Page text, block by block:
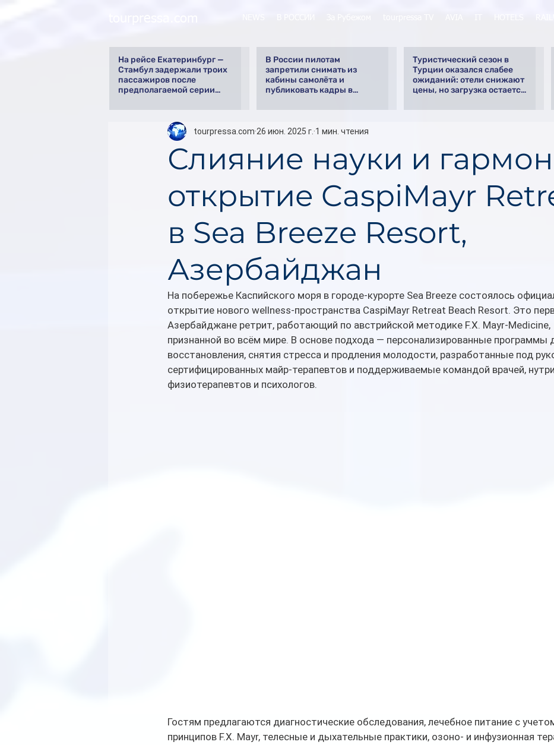
На рейсе Екатеринбург —
Стамбул задержали троих
пассажиров после
предполагаемой серии
В России пилотам
запретили снимать из
кабины самолёта и
публиковать кадры в
Туристический сезон в
Турции оказался слабее
ожиданий: отели снижают
цены, но загрузка остается
Слияние науки и
открытие CaspiMayr
в Sea Breeze Resort,
Азербайджан
tourpressa.com 26 июн. 2025 г. 1 мин. чтения
На побережье Каспийского моря в городе-курорте Sea Breeze состоялось
открытие нового wellness-пространства CaspiMayr Retreat Beach Resort. Это
Азербайджане ретрит, работающий по австрийской методике F.X. Mayr-Medicine,
признанной во всём мире. В основе подхода — персонализированные программы
восстановления, снятия стресса и продления молодости, разработанные под
сертифицированных майр-терапевтов и поддерживаемые командой врачей,
физиотерапевтов и психологов.
Гостям предлагаются диагностические обследования, лечебное питание с
принципов F.X. Mayr, телесные и дыхательные практики, озоно- и инфузионная